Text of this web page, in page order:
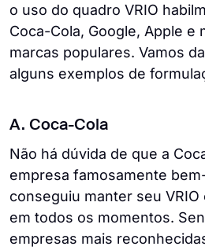
o uso do quadro VRIO
Coca-Cola, Google, Apple e
marcas populares. Vamos
alguns exemplos de
A. Coca-Cola
Não há dúvida de que a
empresa famosamente
conseguiu manter seu
em todos os momentos.
empresas mais